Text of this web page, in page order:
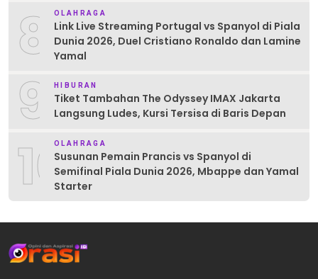
8 OLAHRAGA
Link Live Streaming Portugal vs Spanyol di Piala
Dunia 2026, Duel Cristiano Ronaldo dan Lamine
Yamal
9 HIBURAN
Tiket Tambahan The Odyssey IMAX Jakarta
Langsung Ludes, Kursi Tersisa di Baris Depan
10OLAHRAGA
Susunan Pemain Prancis vs Spanyol di
Semifinal Piala Dunia 2026, Mbappe dan Yamal
Starter